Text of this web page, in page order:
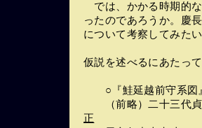
では、かかる時期的
ったのであろうか。慶
について考察してみた
仮説を述べるにあたっ
○『鮭延越前守系図
（前略）二十三代
正